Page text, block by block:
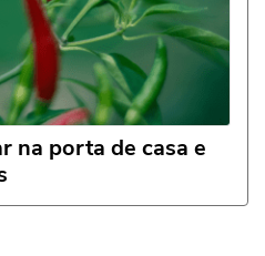
na porta de casa e